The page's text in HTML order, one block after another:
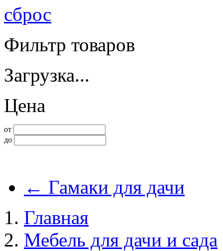
сброс
Фильтр товаров
Загрузка...
Цена
от
до
← Гамаки для дачи
Главная
Мебель для дачи и сада